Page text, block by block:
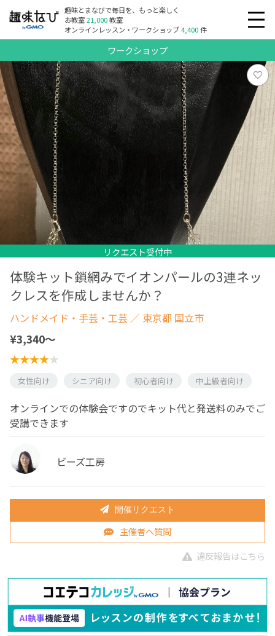
趣味とまなびで毎日を、もっと楽しく
お教室21,000教室
オンラインレッスン・ワークショップ4,400件
ワークショップ
リクエスト受付中
リクエスト受付中
体験キット鎖網みでイオンパールの3連ネッ
クレスを作成しませんか？
ハンドメイド・手芸・工芸 ／ 東京都 国立市
¥3,340〜
女性向け シニア向け 初心者向け 中上級者向け
オンラインでの体験会ですのでキット代と発送料のみでご
受講できます
ビーズ工房
開催リクエスト
主催者へ質問
違反報告はこちら